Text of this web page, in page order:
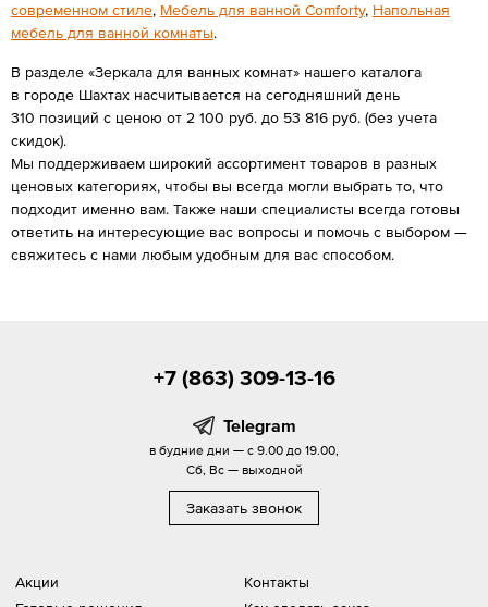
современном стиле, Мебель для ванной Comforty, Напольная
мебель для ванной комнаты.
В разделе «Зеркала для ванных комнат» нашего каталога
в городе Шахтах насчитывается на сегодняшний день
310 позиций с ценою от 2 100 руб. до 53 816 руб. (без учета
скидок).
Мы поддерживаем широкий ассортимент товаров в разных
ценовых категориях, чтобы вы всегда могли выбрать то, что
подходит именно вам. Также наши специалисты всегда готовы
ответить на интересующие вас вопросы и помочь с выбором —
свяжитесь с нами любым удобным для вас способом.
Акции
Контакты
+7 (863) 309-13-16
Telegram
в будние дни — с 9.00 до 19.00,
Сб, Вс — выходной
Заказать звонок